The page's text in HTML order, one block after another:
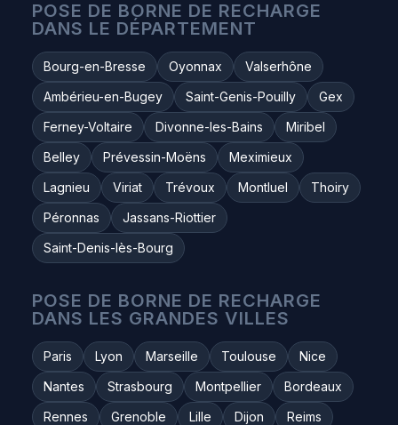
POSE DE BORNE DE RECHARGE
DANS LE DÉPARTEMENT
Bourg-en-Bresse Oyonnax
Valserhône
Ambérieu-en-Bugey
Saint-Genis-Pouilly
Gex
Ferney-Voltaire
Divonne-les-Bains
Miribel
Belley
Prévessin-Moëns
Meximieux
Lagnieu
Viriat Trévoux Montluel
Thoiry
Péronnas
Jassans-Riottier
Saint-Denis-lès-Bourg
POSE DE BORNE DE RECHARGE
DANS LES GRANDES VILLES
Paris Lyon Marseille Toulouse
Nice
Nantes
Strasbourg Montpellier
Bordeaux
Rennes
Grenoble Lille Dijon
Reims